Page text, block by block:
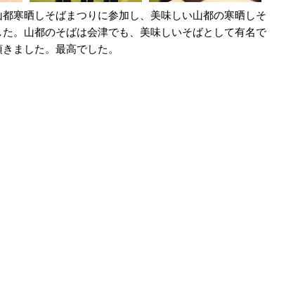
寒晒しそばまつりに参加し、美味しい山都の寒晒しそ
。山都のそばは会津でも、美味しいそばとして有名で
ました。最高でした。